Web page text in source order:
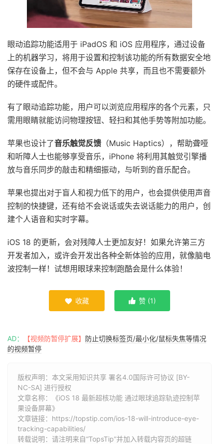
眼动追踪功能适用于 iPadOS 和 iOS 应用程序，通过设备
上的机器学习，将用于设置和控制该功能的所有数据安全地
保存在设备上，但不会与 Apple 共享，而且也不需要额外
的硬件或配件。
有了眼动追踪功能，用户可以浏览应用程序的各个元素，只
需用眼睛就能访问物理按钮、轻扫和其他手势等附加功能。
苹果也设计了音乐触觉反馈 （Music Haptics），帮助聋哑
和听障人士也能够享受音乐，iPhone 将利用其触觉引擎播
放与音乐同步的敲击和精细振动，与听到的音乐配合。
苹果也提出对于盲人和视力低下的用户，也会提供使用声音
控制的快捷键，还有给不会说话或失去说话能力的用户，创
建个人语音和实时字幕。
iOS 18 的更新，会对残障人士更加友好！如果允许第三方
开发者加入，或许会开发出各种全新体验的应用，就像脑电
波控制一样！试想用眼球来控制跑酷会是什么体验！
 收藏  赞 (1)
AD： 【视频防暂停扩展】 防止切换标签页/最小化/鼠标失焦等情况
的视频暂停
版权声明：本文采用知识共享 署名4.0国际许可协议 [BY-
NC-SA] 进行授权
文章名称：《iOS 18 最新超核功能 通过眼球追踪轨迹控制苹
果设备屏幕》
文章链接： https://topstip.com/ios-18-will-introduce-eye-
tracking-capabilities/
转载说明：请注明来自“TopsTip”并加入转载内容页的超链